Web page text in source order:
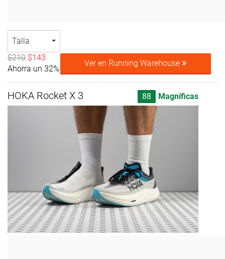
Talla
$210 $143
Ahorra un 32%
Ver en Running Warehouse
HOKA Rocket X 3 88 Magníficas